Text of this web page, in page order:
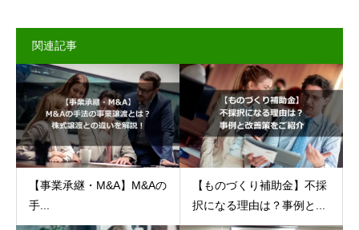
関連記事
【事業承継・M&A】M&Aの
手...
【ものづくり補助金】不採
択になる理由は？事例と...